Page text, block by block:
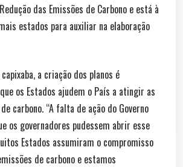
das Emissões de Carbono e está à
estados para auxiliar na elaboração
a criação dos planos é
os Estados ajudem o País a atingir as
carbono. “A falta de ação do Governo
os governadores pudessem abrir esse
Estados assumiram o compromisso
de carbono e estamos